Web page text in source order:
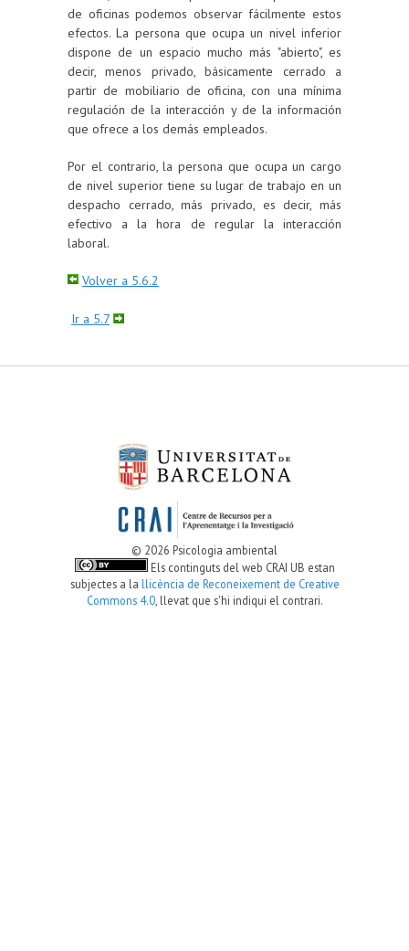
de oficinas podemos observar fácilmente estos
efectos. La persona que ocupa un nivel inferior
dispone de un espacio mucho más "abierto", es
decir, menos privado, básicamente cerrado a
partir de mobiliario de oficina, con una mínima
regulación de la interacción y de la información
que ofrece a los demás empleados.
Por el contrario, la persona que ocupa un cargo
de nivel superior tiene su lugar de trabajo en un
despacho cerrado, más privado, es decir, más
efectivo a la hora de regular la interacción
laboral.
Volver a 5.6.2
Ir a 5.7
© 2026 Psicologia ambiental
Els continguts del web CRAI UB estan
subjectes a la llicència de Reconeixement de Creative
Commons 4.0, llevat que s'hi indiqui el contrari.